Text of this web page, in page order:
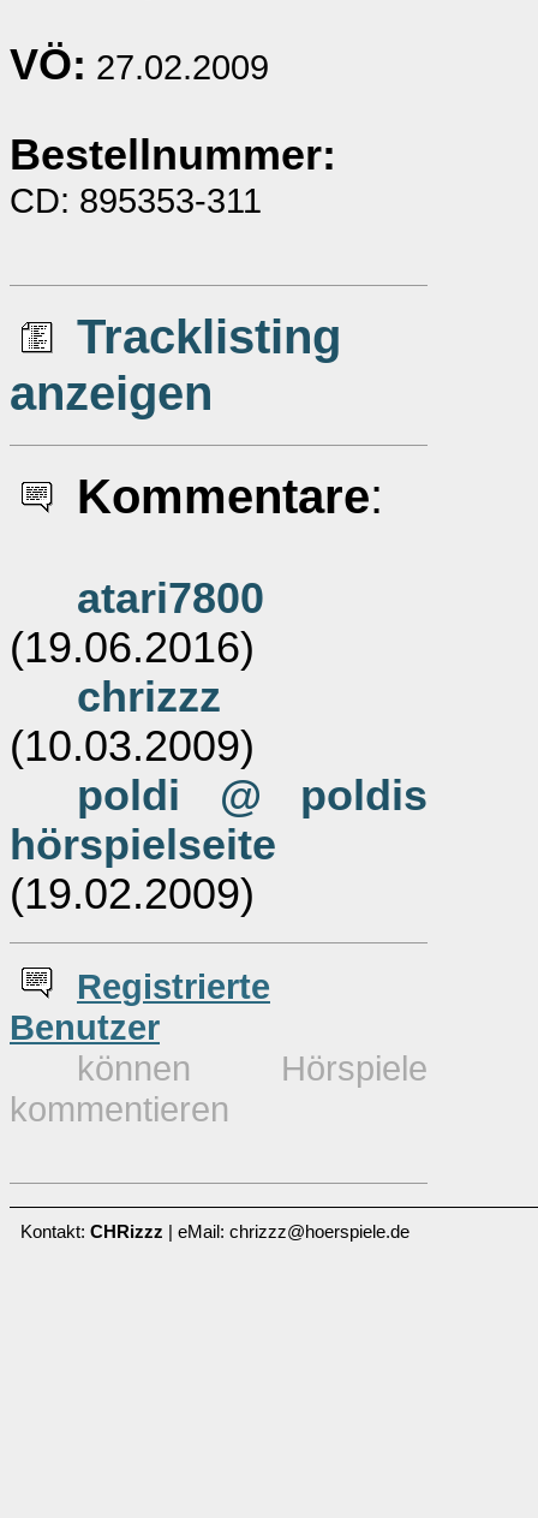
VÖ: 27.02.2009
Bestellnummer:
CD: 895353-311
Tracklisting
anzeigen
Kommentare:
atari7800
(19.06.2016)
chrizzz
(10.03.2009)
poldi @ poldis
hörspielseite
(19.02.2009)
Registrierte
Benutzer
können Hörspiele
kommentieren
Kontakt: CHRizzz | eMail: chrizzz@hoerspiele.de